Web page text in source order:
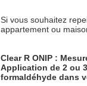
Si vous souhaitez
appartement ou
Clear R ONIP :
Application de 2 ou
formaldéhyde dans